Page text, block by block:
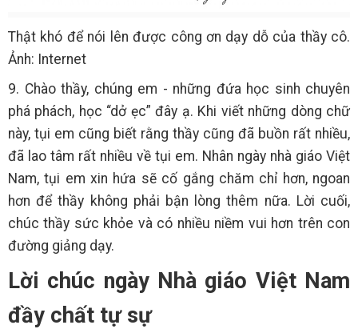
Thật khó để nói lên được công ơn dạy dỗ của thầy cô.
Ảnh: Internet
9. Chào thầy, chúng em - những đứa học sinh chuyên
phá phách, học “dở ẹc” đây ạ. Khi viết những dòng chữ
này, tụi em cũng biết rằng thầy cũng đã buồn rất nhiều,
đã lao tâm rất nhiều về tụi em. Nhân ngày nhà giáo Việt
Nam, tụi em xin hứa sẽ cố gắng chăm chỉ hơn, ngoan
hơn để thầy không phải bận lòng thêm nữa. Lời cuối,
chúc thầy sức khỏe và có nhiều niềm vui hơn trên con
đường giảng dạy.
Lời chúc ngày Nhà giáo Việt Nam
đầy chất tự sự